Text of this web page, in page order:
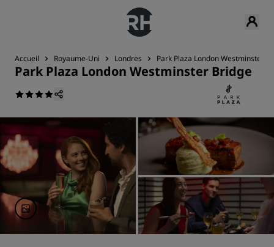
Accueil Royaume-Uni Londres Park Plaza London Westminster
Park Plaza London Westminster Bridge